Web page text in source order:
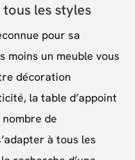
les styles
pour sa
moins un meuble vous
décoration
la table d’appoint
de
à tous les